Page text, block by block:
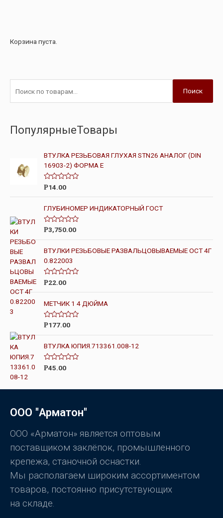
Корзина пуста.
Поиск
ПопулярныеТовары
ВТУЛКА РЕЗЬБОВАЯ ГЛУХАЯ STN26 АНАЛОГ (DIN
16903-2) ФОРМА Е
О
е
н
к
а
и
Р14.00
ГЛУБИНОМЕР ИНДИКАТОРНЫЙ ГОСТ
О
е
н
к
а
0
и
з
5
Р3,750.00
ВТУЛКИ РЕЗЬБОВЫЕ РАЗВАЛЬЦОВЫВАЕМЫЕ ОСТ 4Г
0.822003
О
е
н
к
а
и
Р22.00
МЕТЧИК 1 4 ДЮЙМА
О
е
н
к
а
и
Р177.00
ВТУЛКА ЮПИЯ.713361.008-12
О
и
з
Р45.00
ООО "Арматон"
ООО «Арматон» является оптовым
поставщиком заклёпок, промышленного
крепежа, станочной оснастки.
Мы располагаем широким ассортиментом
товаров, постоянно присутствующих
на складе.